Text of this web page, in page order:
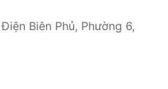
Điện Biên Phủ, Phường 6,